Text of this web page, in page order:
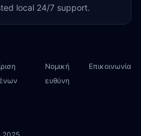
local 24/7 support.
Νομική
ευθύνη
Επικοινωνία